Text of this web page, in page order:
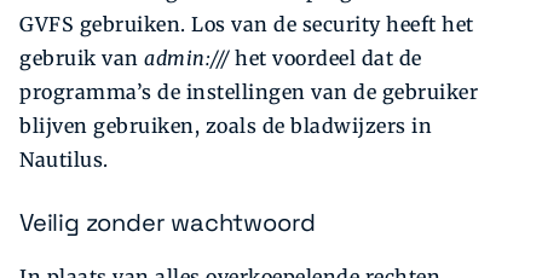
GVFS gebruiken. Los van de security heeft het
gebruik van admin:///het voordeel dat de
programma’s de instellingen van de gebruiker
blijven gebruiken, zoals de bladwijzers in
Nautilus.
Veilig zonder wachtwoord